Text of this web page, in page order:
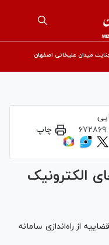
میدان علیخانی اصفهان
۶۷۲۸۶۹ چاپ
الکترونیک
از راه‌اندازی سامانه